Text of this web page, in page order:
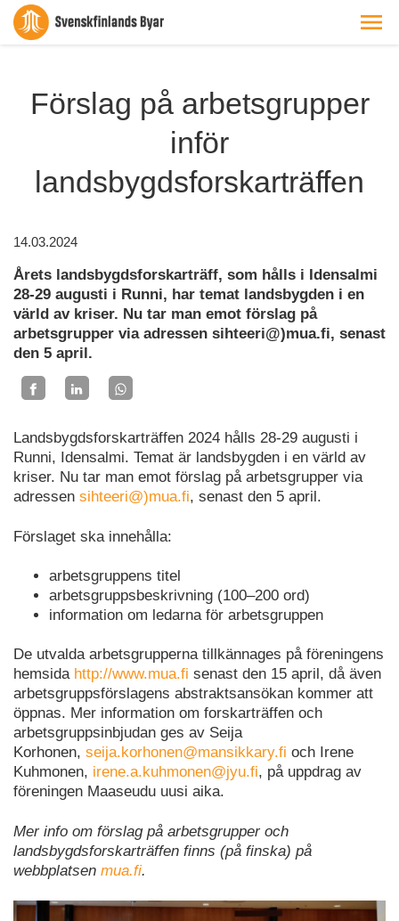
Förslag på arbetsgrupper
inför
landsbygdsforskarträffen
14.03.2024
Årets landsbygdsforskarträff, som hålls i Idensalmi
28-29 augusti i Runni, har temat landsbygden i en
värld av kriser. Nu tar man emot förslag på
arbetsgrupper via adressen sihteeri@)mua.fi, senast
den 5 april.
Landsbygdsforskarträffen 2024 hålls 28-29 augusti i
Runni, Idensalmi. Temat är landsbygden i en värld av
kriser. Nu tar man emot förslag på arbetsgrupper via
adressen sihteeri@)mua.fi, senast den 5 april.
Förslaget ska innehålla:
arbetsgruppens titel
arbetsgruppsbeskrivning (100–200 ord)
information om ledarna för arbetsgruppen
De utvalda arbetsgrupperna tillkännages på föreningens
hemsida http://www.mua.fi senast den 15 april, då även
arbetsgruppsförslagens abstraktsansökan kommer att
öppnas. Mer information om forskarträffen och
arbetsgruppsinbjudan ges av Seija
Korhonen, seija.korhonen@mansikkary.fi och Irene
Kuhmonen, irene.a.kuhmonen@jyu.fi, på uppdrag av
föreningen Maaseudu uusi aika.
Mer info om förslag på arbetsgrupper och
landsbygdsforskarträffen finns (på finska) på
webbplatsen mua.fi.